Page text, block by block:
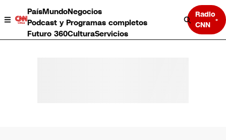
PaísMundoNegocios
Podcast y Programas completos
Futuro 360CulturaServicios
Radio
CNN